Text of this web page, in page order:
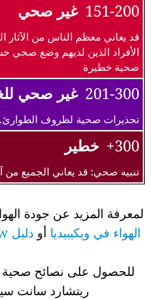
151-200 غير صحي
قد يعاني معظم الناس من الآثار
الأفراد الذين لديهم وضع صحي
صحية خطيرة
201-300 غير صحي
تحذيرات صحية لظروف الطوارئ.
300+ خطير
تنبيه صحي: قد يعاني الجميع من
لمعرفة المزيد عن جودة
الهواء في ويكيبيدياأو دليل airnow لجودة الهواء وصحتك
للحصول على نصائح صحية
ريتشارد سانت